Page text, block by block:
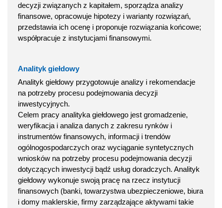
decyzji związanych z kapitałem, sporządza analizy
finansowe, opracowuje hipotezy i warianty rozwiązań,
przedstawia ich ocenę i proponuje rozwiązania końcowe;
współpracuje z instytucjami finansowymi.
Analityk giełdowy
Analityk giełdowy przygotowuje analizy i rekomendacje
na potrzeby procesu podejmowania decyzji
inwestycyjnych.
Celem pracy analityka giełdowego jest gromadzenie,
weryfikacja i analiza danych z zakresu rynków i
instrumentów finansowych, informacji i trendów
ogólnogospodarczych oraz wyciąganie syntetycznych
wniosków na potrzeby procesu podejmowania decyzji
dotyczących inwestycji bądź usług doradczych. Analityk
giełdowy wykonuje swoją pracę na rzecz instytucji
finansowych (banki, towarzystwa ubezpieczeniowe, biura
i domy maklerskie, firmy zarządzające aktywami takie